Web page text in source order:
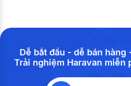
Dễ bắt đầu - dễ bán hàng
Trải nghiệm Haravan miễn